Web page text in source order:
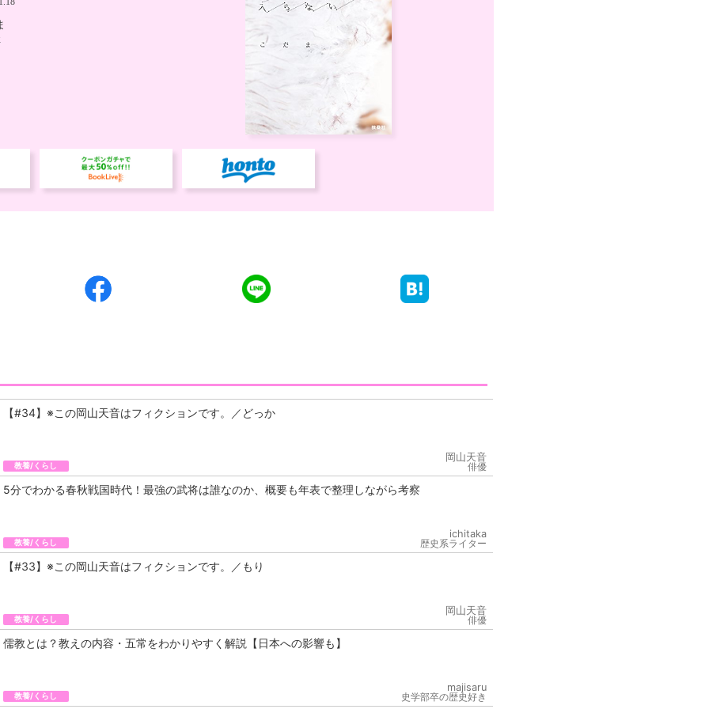
【#34】※この岡山天音はフィクションです。／どっか
教養/くらし
岡山天音
俳優
5分でわかる春秋戦国時代！最強の武将は誰なのか、概要も年表で整理しながら考察
教養/くらし
ichitaka
歴史系ライター
【#33】※この岡山天音はフィクションです。／もり
教養/くらし
岡山天音
俳優
儒教とは？教えの内容・五常をわかりやすく解説【日本への影響も】
教養/くらし
majisaru
史学部卒の歴史好き